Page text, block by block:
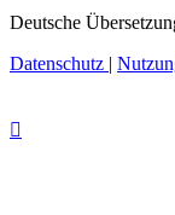
Deutsche
Datenschutz |